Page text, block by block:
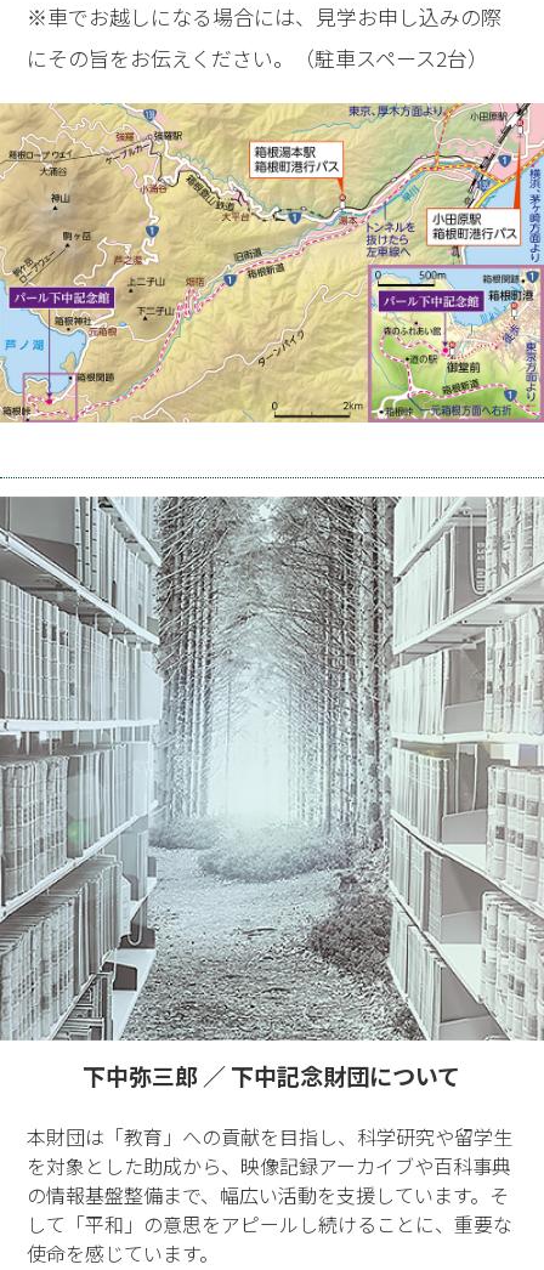
※車でお越しになる場合には、見学お申し込みの際
にその旨をお伝えください。（駐車スペース2台）
下中弥三郎 ／ 下中記念財団について
本財団は「教育」への貢献を目指し、科学研究や留学生
を対象とした助成から、映像記録アーカイブや百科事典
の情報基盤整備まで、幅広い活動を支援しています。そ
して「平和」の意思をアピールし続けることに、重要な
使命を感じています。